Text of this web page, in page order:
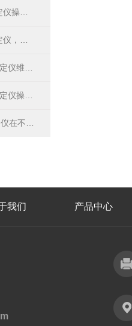
我们 产品中心